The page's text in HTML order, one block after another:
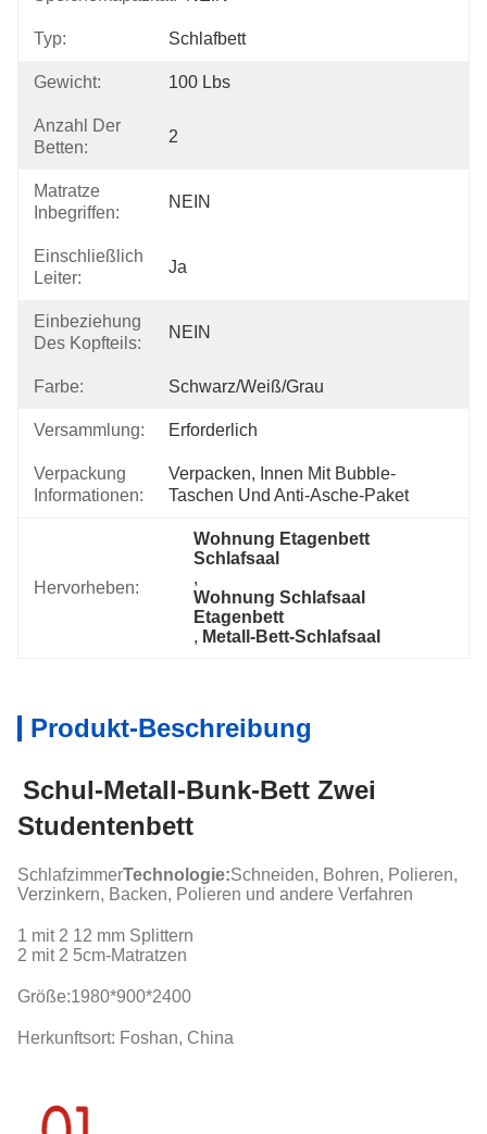
Typ: Schlafbett
Gewicht: 100 Lbs
Anzahl Der
Betten:
2
Matratze
Inbegriffen:
NEIN
Einschließlich
Leiter:
Ja
Einbeziehung
Des Kopfteils:
NEIN
Farbe: Schwarz/Weiß/Grau
Versammlung: Erforderlich
Verpackung
Informationen:
Verpacken, Innen Mit Bubble-
Taschen Und Anti-Asche-Paket
Hervorheben:
Wohnung Etagenbett
Schlafsaal
,
Wohnung Schlafsaal
Etagenbett
, Metall-Bett-Schlafsaal
Produkt-Beschreibung
Schul-Metall-Bunk-Bett Zwei
Studentenbett
SchlafzimmerTechnologie:Schneiden, Bohren, Polieren,
Verzinkern, Backen, Polieren und andere Verfahren
1 mit 2 12 mm Splittern
2 mit 2 5cm-Matratzen
Größe:1980*900*2400
Herkunftsort: Foshan, China